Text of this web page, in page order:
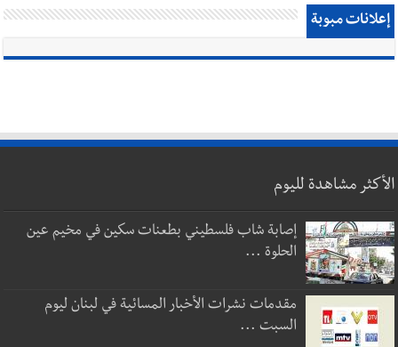
إعلانات مبوبة
الأكثر مشاهدة لليوم
إصابة شاب فلسطيني بطعنات سكين في مخيم عين
الحلوة ...
مقدمات نشرات الأخبار المسائية في لبنان ليوم
السبت ...